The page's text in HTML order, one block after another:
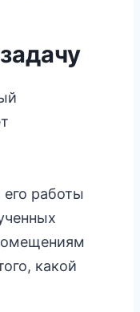
работы
какой